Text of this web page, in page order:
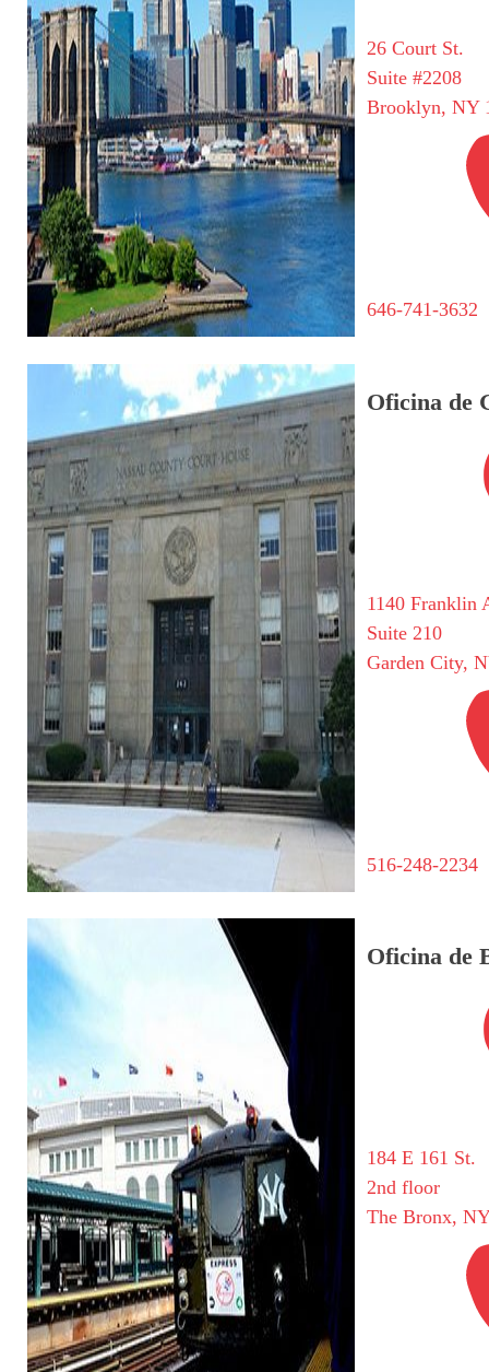
26 Court St.
Suite #2208
Brooklyn, NY
646-741-3632
Oficina de
1140 Franklin
Suite 210
Garden City,
516-248-2234
Oficina de
184 E 161 St.
2nd floor
The Bronx,